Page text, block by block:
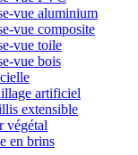
vue aluminium
vue composite
vue toile
vue bois
artificiel
extensible
végétal
en brins